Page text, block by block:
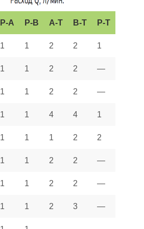
P-A P-B A-T B-T P-T
1 1 2 2 1
1 1 2 2 —
1 1 2 2 —
1 1 4 4 1
1 1 1 2 2
1 1 2 2 —
1 1 2 2 —
1 1 2 3 —